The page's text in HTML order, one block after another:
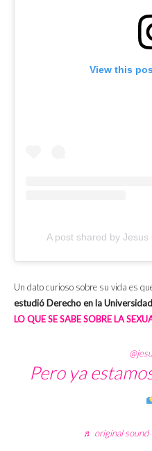
View this
A post shared by
Un dato curioso sobre su vida es
estudió Derecho en la
LO QUE SE SABE SOBRE LA
Pero ya
♬ original sound